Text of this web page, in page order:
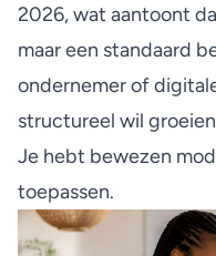
2026, wat aantoont
maar een standaard
ondernemer of
structureel wil
Je hebt bewezen
toepassen.